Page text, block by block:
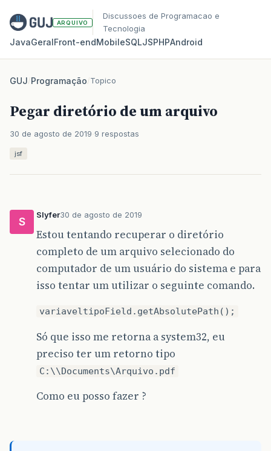
ARQUIVO
Discussoes de Programacao e
Tecnologia
JavaGeralFront‑endMobileSQLJSPHPAndroid
GUJ/Programação/Topico
Pegar diretório de um arquivo
30 de agosto de 2019 9 respostas
jsf
S
Slyfer30 de agosto de 2019
Estou tentando recuperar o diretório
completo de um arquivo selecionado do
computador de um usuário do sistema e para
isso tentar um utilizar o seguinte comando.
variaveltipoField.getAbsolutePath();
Só que isso me retorna a system32, eu
preciso ter um retorno tipo
C:\\Documents\Arquivo.pdf
Como eu posso fazer ?